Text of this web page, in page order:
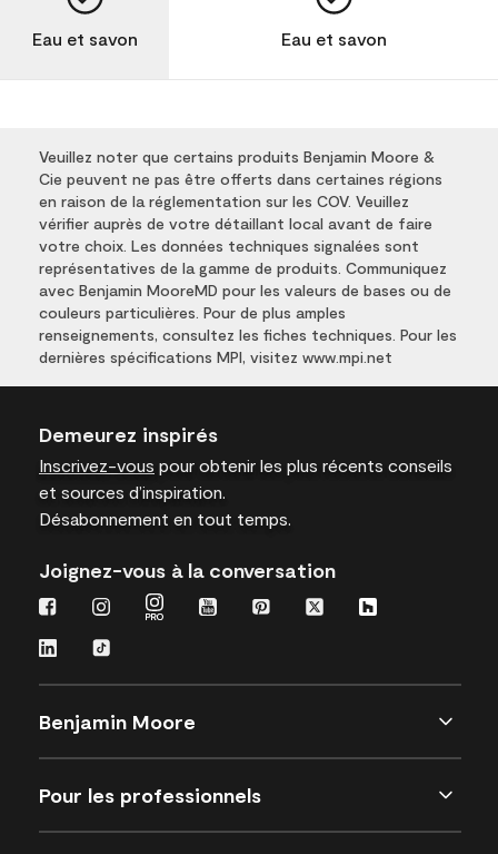
Eau et savon Eau et savon
Veuillez noter que certains produits Benjamin Moore &
Cie peuvent ne pas être offerts dans certaines régions
en raison de la réglementation sur les COV. Veuillez
vérifier auprès de votre détaillant local avant de faire
votre choix. Les données techniques signalées sont
représentatives de la gamme de produits. Communiquez
avec Benjamin MooreMD pour les valeurs de bases ou de
couleurs particulières. Pour de plus amples
renseignements, consultez les fiches techniques. Pour les
dernières spécifications MPI, visitez www.mpi.net
Demeurez inspirés
Inscrivez-vous pour obtenir les plus récents conseils
et sources d’inspiration.
Désabonnement en tout temps.
Joignez-vous à la conversation
Benjamin Moore
Pour les professionnels